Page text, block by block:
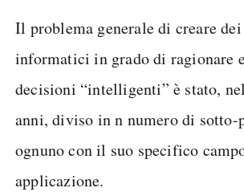
Il problema generale di creare
informatici in grado di ragionare
decisioni “intelligenti” è stato,
anni, diviso in n numero di sotto-
ognuno con il suo specifico
applicazione.